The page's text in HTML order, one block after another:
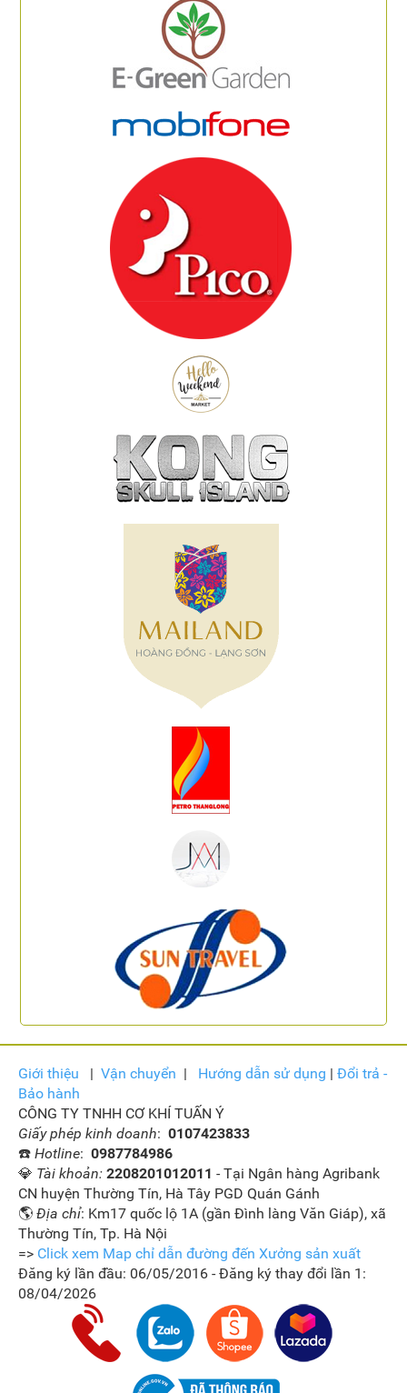
Giới thiệu | Vận chuyển | Hướng dẫn sử dụng | Đổi trả -
Bảo hành
CÔNG TY TNHH CƠ KHÍ TUẤN Ý
Giấy phép kinh doanh: 0107423833
☎️ Hotline: 0987784986
💎 Tài khoản: 2208201012011 - Tại Ngân hàng Agribank
CN huyện Thường Tín, Hà Tây PGD Quán Gánh
🌎 Địa chỉ: Km17 quốc lộ 1A (gần Đình làng Văn Giáp), xã
Thường Tín, Tp. Hà Nội
=> Click xem Map chỉ dẫn đường đến Xưởng sản xuất
Đăng ký lần đầu: 06/05/2016 - Đăng ký thay đổi lần 1:
08/04/2026